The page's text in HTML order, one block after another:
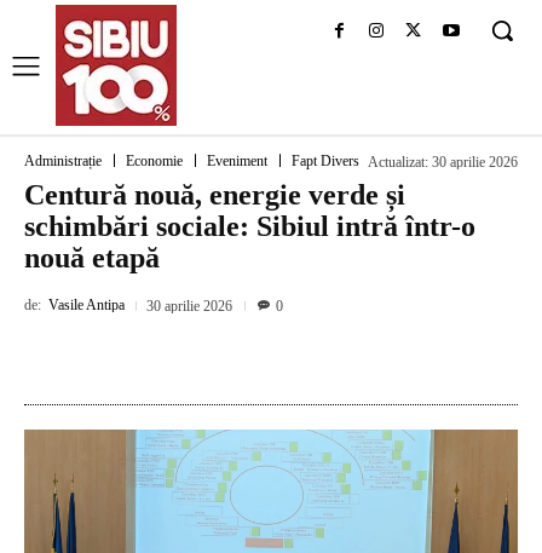
Administrație Economie Eveniment Fapt Divers Actualizat: 30 aprilie 2026
Centură nouă, energie verde și
schimbări sociale: Sibiul intră într-o
nouă etapă
de: Vasile Antipa 30 aprilie 2026 0